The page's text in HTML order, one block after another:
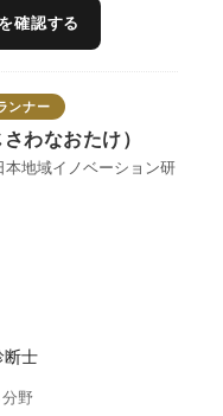
対応、グリーンツーリズ
でいます。
なぎながら、その地域
ーリーを活かした価値
す。売上向上や新商品開
体験・関係人口を結び
確認する
ンナー
わなおたけ）
地域イノベーション研
断士
野